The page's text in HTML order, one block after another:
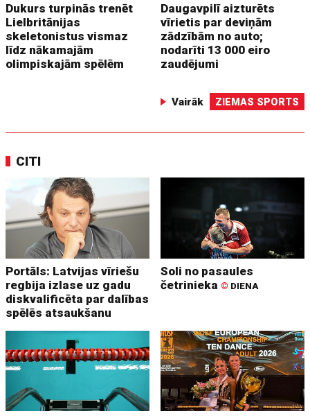
Dukurs turpinās trenēt
Lielbritānijas
skeletonistus vismaz
līdz nākamajām
olimpiskajām spēlēm
Daugavpilī aizturēts
vīrietis par deviņām
zādzībām no auto;
nodarīti 13 000 eiro
zaudējumi
Vairāk ZIEMAS SPORTS
CITI
Portāls: Latvijas vīriešu
regbija izlase uz gadu
diskvalificēta par dalības
spēlēs atsaukšanu
Soli no pasaules
četrinieka © DIENA